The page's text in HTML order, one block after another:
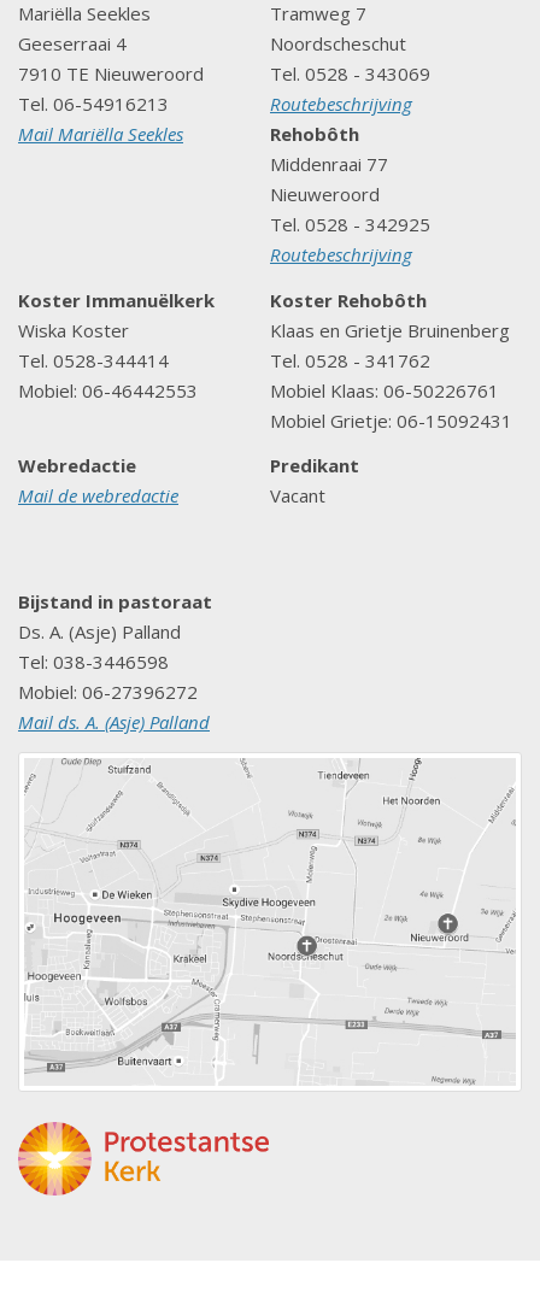
Mariëlla Seekles
Geeserraai 4
7910 TE Nieuweroord
Tel. 06-54916213
Mail Mariëlla Seekles
Tramweg 7
Noordscheschut
Tel. 0528 - 343069
Routebeschrijving
Rehobôth
Middenraai 77
Nieuweroord
Tel. 0528 - 342925
Routebeschrijving
Koster Immanuëlkerk
Wiska Koster
Tel. 0528-344414
Mobiel: 06-46442553
Koster Rehobôth
Klaas en Grietje Bruinenberg
Tel. 0528 - 341762
Mobiel Klaas: 06-50226761
Mobiel Grietje: 06-15092431
Webredactie
Mail de webredactie
Predikant
Vacant
Bijstand in pastoraat
Ds. A. (Asje) Palland
Tel: 038-3446598
Mobiel: 06-27396272
Mail ds. A. (Asje) Palland